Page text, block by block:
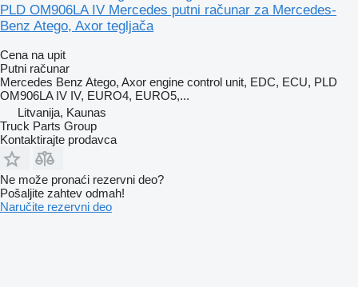
PLD OM906LA IV Mercedes putni računar za Mercedes-
Benz Atego, Axor tegljača
Cena na upit
Putni računar
Mercedes Benz Atego, Axor engine control unit, EDC, ECU, PLD
OM906LA IV IV, EURO4, EURO5,...
Litvanija, Kaunas
Truck Parts Group
Kontaktirajte prodavca
Ne može pronaći rezervni dеo?
Pošaljite zahtev odmah!
Naručite rezervni dеo